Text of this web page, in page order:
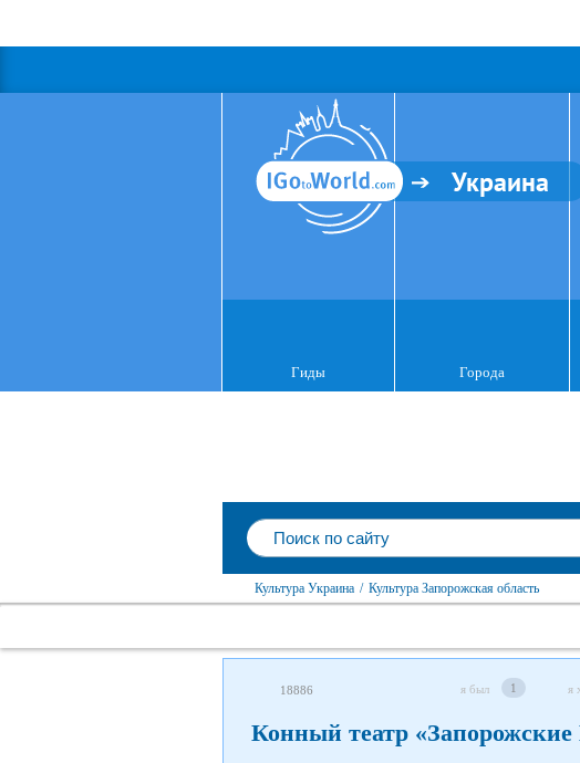
Украина
Гиды Города
Культура Украина / Культура Запорожская область
18886 я был 1 я
Конный театр «Запорожские